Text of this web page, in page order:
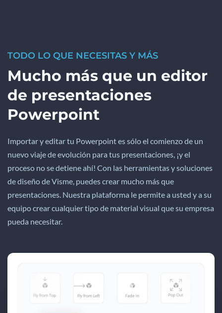
TODO LO QUE NECESITAS Y MÁS
Mucho más que un editor
de presentaciones
Powerpoint
Importar y editar tu Powerpoint es sólo el comienzo de un
nuevo viaje de evolución para tus presentaciones, ¡y el
proceso no se detiene ahí! Con las herramientas y soluciones
de diseño de Visme, puedes crear mucho más que
presentaciones. Nuestra plataforma le permite a usted y a su
equipo crear cualquier tipo de material visual que su empresa
pueda necesitar.